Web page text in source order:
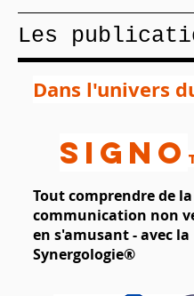
Les
Dans l'univers
SIGNO
Tout comprendre de la
communication non
en s'amusant - avec la
Synergologie®